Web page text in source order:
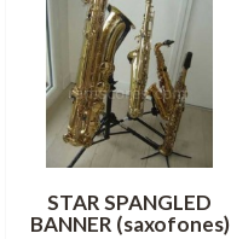
STAR SPANGLED
BANNER (saxofones)